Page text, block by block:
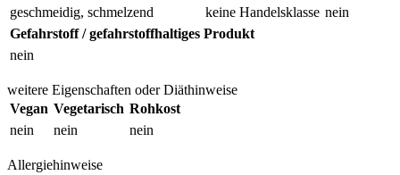
geschmeidig, schmelzend
keine Handelsklasse nein
Gefahrstoff / gefahrstoffhaltiges Produkt
nein
weitere Eigenschaften oder Diäthinweise
Vegan
nein
Vegetarisch
nein
Rohkost
nein
Allergiehinweise